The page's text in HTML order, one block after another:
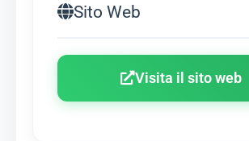
Sito Web
Visita il sito web